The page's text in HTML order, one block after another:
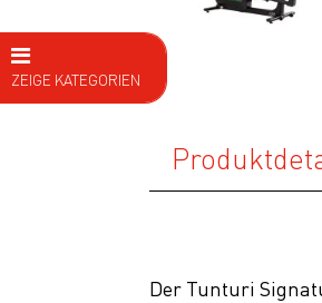
ZEIGE KATEGORIEN
Der Tunturi